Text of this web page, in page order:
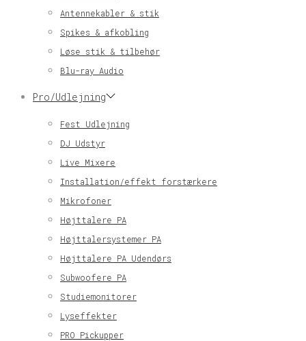
Antennekabler & stik
Spikes & afkobling
Løse stik & tilbehør
Blu-ray Audio
Pro/Udlejning
Fest Udlejning
DJ Udstyr
Live Mixere
Installation/effekt forstærkere
Mikrofoner
Højttalere PA
Højttalersystemer PA
Højttalere PA Udendørs
Subwoofere PA
Studiemonitorer
Lyseffekter
PRO Pickupper